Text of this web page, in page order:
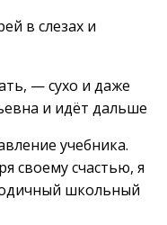
в слезах и
— сухо и даже
и идёт дальше
учебника.
своему счастью, я
школьный